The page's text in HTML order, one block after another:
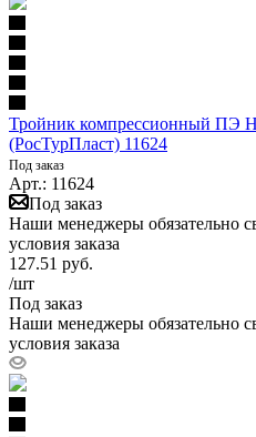
Тройник компрессионный ПЭ
(РосТурПласт) 11624
Под заказ
Арт.: 11624
Под заказ
Наши менеджеры обязательно
условия заказа
127.51 руб.
/шт
Под заказ
Наши менеджеры обязательно
условия заказа